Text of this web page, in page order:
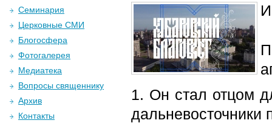
1. Он стал отцом
дальневосточники
Семинария
Церковные СМИ
Блогосфера
Фотогалерея
Медиатека
Вопросы священнику
Архив
Контакты